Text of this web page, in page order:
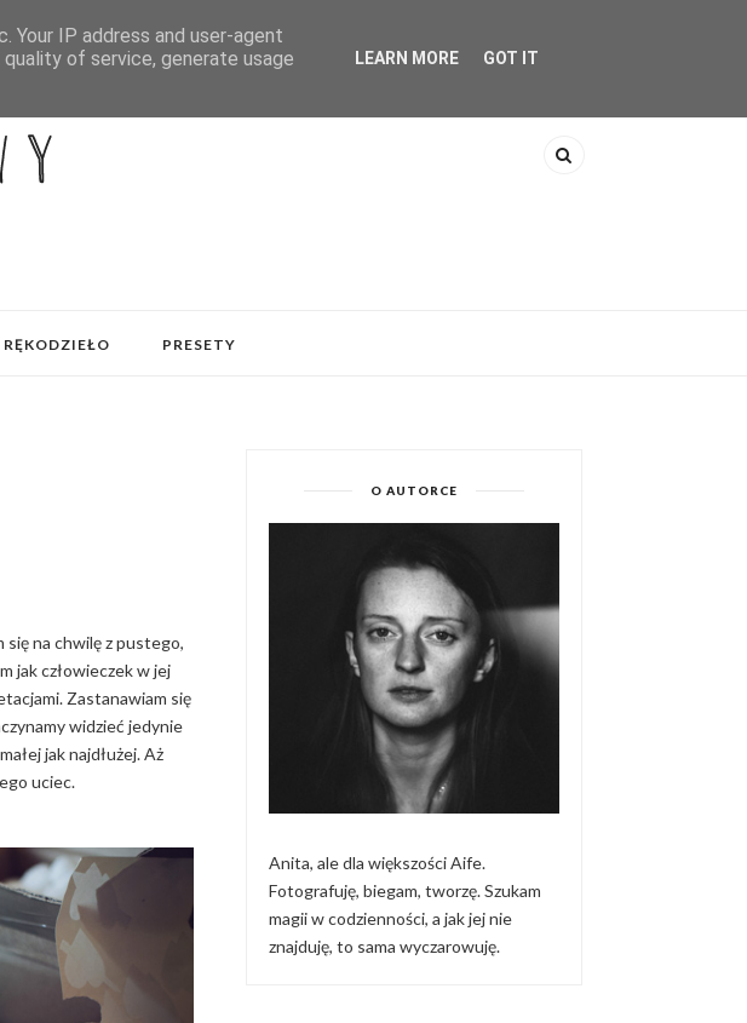
RĘKODZIEŁO PRESETY
się na chwilę z pustego,
jak człowieczek w jej
Zastanawiam się
widzieć jedynie
jak najdłużej. Aż
uciec.
O AUTORCE
Anita, ale dla większości Aife.
Fotografuję, biegam, tworzę. Szukam
magii w codzienności, a jak jej nie
znajduję, to sama wyczarowuję.
IP address and user-agent
of service, generate usage
LEARN MORE GOT IT